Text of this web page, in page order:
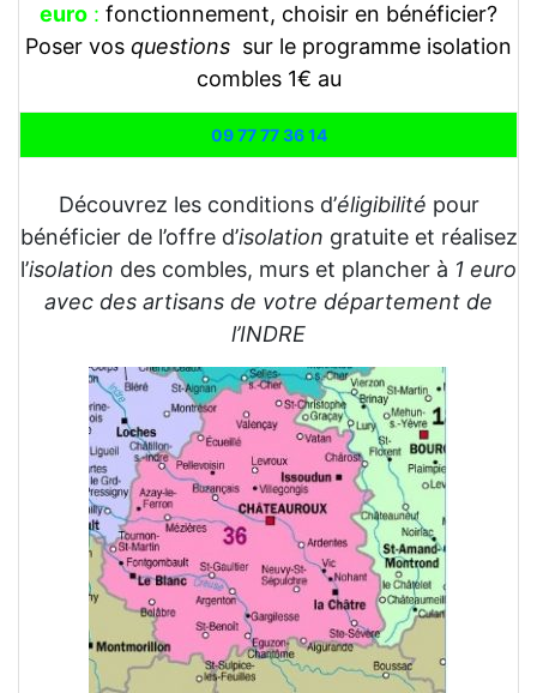
euro : fonctionnement, choisir en bénéficier?
Poser vos questions sur le programme isolation
combles 1€ au
09 77 77 36 14
Découvrez les conditions d’éligibilité pour
bénéficier de l’offre d’isolation gratuite et réalisez
l’isolation des combles, murs et plancher à 1 euro
avec des artisans de votre département de
l’INDRE